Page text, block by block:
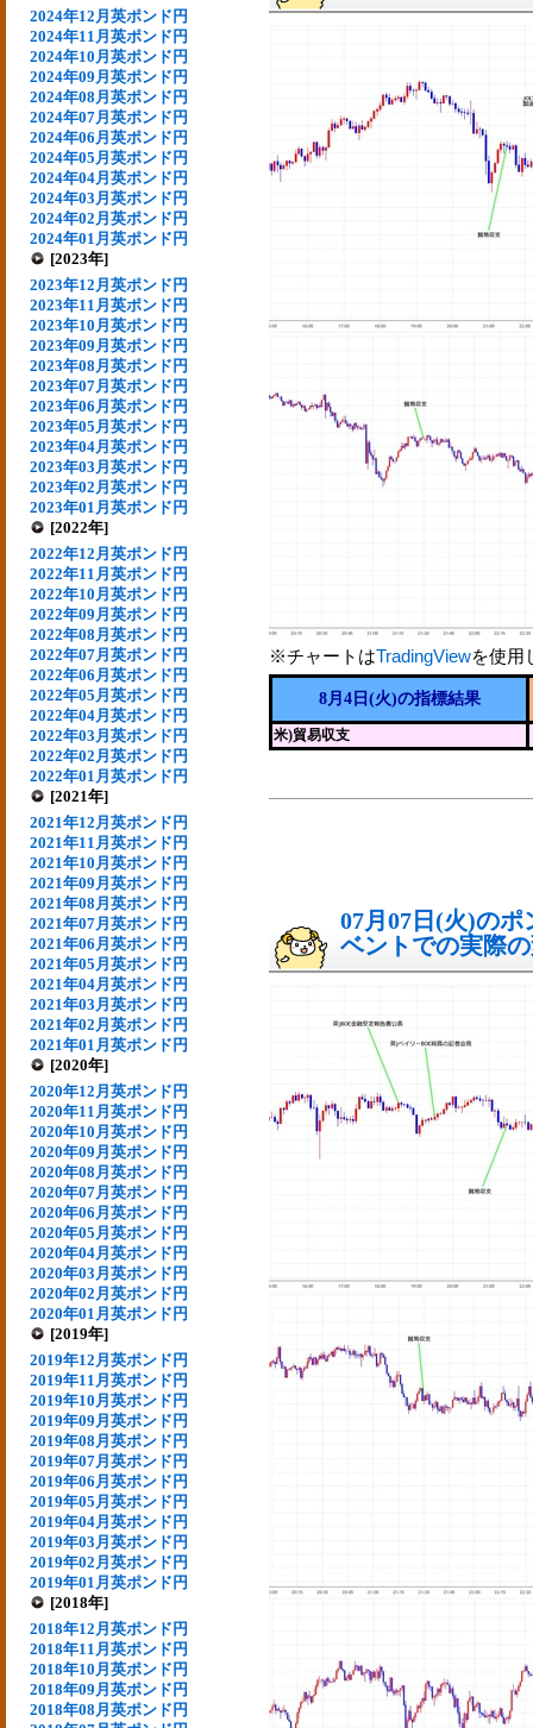
2024年12月英ポンド円
2024年11月英ポンド円
2024年10月英ポンド円
2024年09月英ポンド円
2024年08月英ポンド円
2024年07月英ポンド円
2024年06月英ポンド円
2024年05月英ポンド円
2024年04月英ポンド円
2024年03月英ポンド円
2024年02月英ポンド円
2024年01月英ポンド円
[2023年]
2023年12月英ポンド円
2023年11月英ポンド円
2023年10月英ポンド円
2023年09月英ポンド円
2023年08月英ポンド円
2023年07月英ポンド円
2023年06月英ポンド円
2023年05月英ポンド円
2023年04月英ポンド円
2023年03月英ポンド円
2023年02月英ポンド円
2023年01月英ポンド円
[2022年]
2022年12月英ポンド円
2022年11月英ポンド円
2022年10月英ポンド円
2022年09月英ポンド円
2022年08月英ポンド円
2022年07月英ポンド円
2022年06月英ポンド円
2022年05月英ポンド円
2022年04月英ポンド円
2022年03月英ポンド円
2022年02月英ポンド円
2022年01月英ポンド円
[2021年]
2021年12月英ポンド円
2021年11月英ポンド円
2021年10月英ポンド円
2021年09月英ポンド円
2021年08月英ポンド円
2021年07月英ポンド円
2021年06月英ポンド円
2021年05月英ポンド円
2021年04月英ポンド円
2021年03月英ポンド円
2021年02月英ポンド円
2021年01月英ポンド円
[2020年]
2020年12月英ポンド円
2020年11月英ポンド円
2020年10月英ポンド円
2020年09月英ポンド円
2020年08月英ポンド円
2020年07月英ポンド円
2020年06月英ポンド円
2020年05月英ポンド円
2020年04月英ポンド円
2020年03月英ポンド円
2020年02月英ポンド円
2020年01月英ポンド円
[2019年]
2019年12月英ポンド円
2019年11月英ポンド円
2019年10月英ポンド円
2019年09月英ポンド円
2019年08月英ポンド円
2019年07月英ポンド円
2019年06月英ポンド円
2019年05月英ポンド円
2019年04月英ポンド円
2019年03月英ポンド円
2019年02月英ポンド円
2019年01月英ポンド円
[2018年]
2018年12月英ポンド円
2018年11月英ポンド円
2018年10月英ポンド円
2018年09月英ポンド円
2018年08月英ポンド円
※チャートはTradingViewを使用
8月4日(火)の指標結果
米)貿易収支
07月07日(火)の
ベントでの実際